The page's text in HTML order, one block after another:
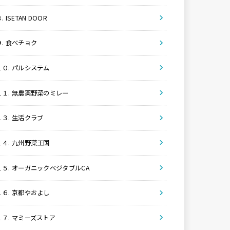
. ISETAN DOOR
. 食べチョク
０. パルシステム
１. 無農薬野菜のミレー
３. 生活クラブ
４. 九州野菜王国
５. オーガニックベジタブルCA
６. 京都やおよし
７. マミーズストア